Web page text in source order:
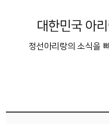
대한민국 아
정선아리랑의 소식을